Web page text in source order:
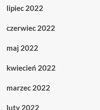
lipiec 2022
czerwiec 2022
maj 2022
kwiecień 2022
marzec 2022
luty 2022